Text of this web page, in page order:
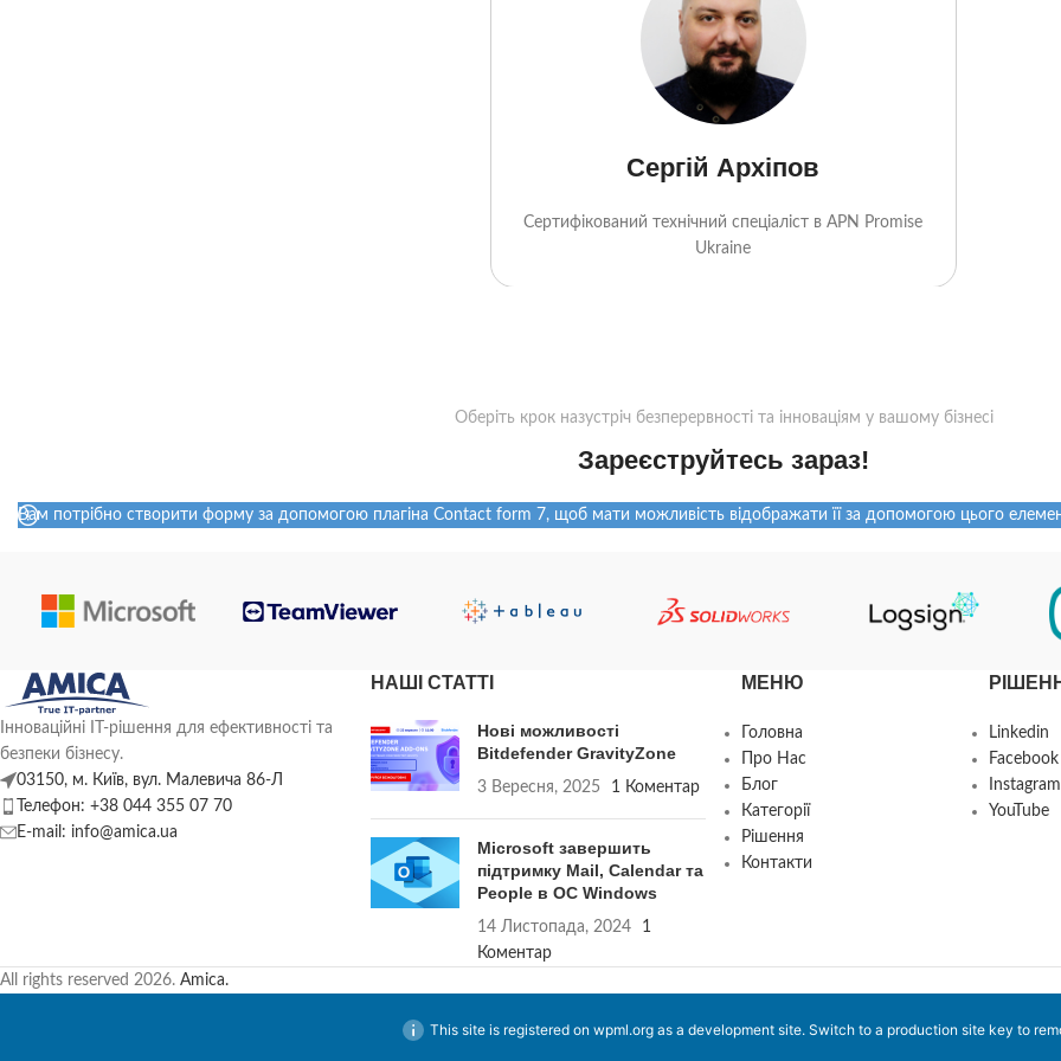
Сергій Архіпов
Сертифікований технічний спеціаліст в APN Promise
Ukraine
Оберіть крок назустріч безперервності та інноваціям у вашому бізнесі
Зареєструйтесь зараз!
Вам потрібно створити форму за допомогою плагіна Contact form 7, щоб мати можливість відображати її за допомогою цього
Інноваційні ІТ-рішення для ефективності та
безпеки бізнесу.
03150, м. Київ, вул. Малевича 86-Л
Телефон: +38 044 355 07 70
E-mail: info@amica.ua
НАШІ СТАТТІ
Нові можливості
Bitdefender GravityZone
3 Вересня, 2025 1 Коментар
Microsoft завершить
підтримку Mail, Calendar та
People в ОС Windows
14 Листопада, 2024
1
Коментар
МЕНЮ
Головна
Про Нас
Блог
Категорії
Рішення
Контакти
Linkedin
Facebook
Instagram
YouTube
All rights reserved 2026. Amica.
This site is registered on wpml.orgas a development site. Switch to a production site key to